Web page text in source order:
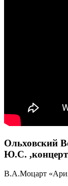
Ольховский
Ю.С.
В.А.Моцарт